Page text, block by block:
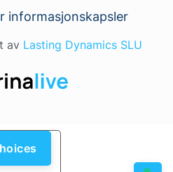
informasjonskapsler
av Lasting Dynamics SLU